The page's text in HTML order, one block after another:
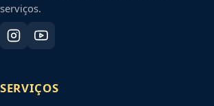
serviços.
SERVIÇOS